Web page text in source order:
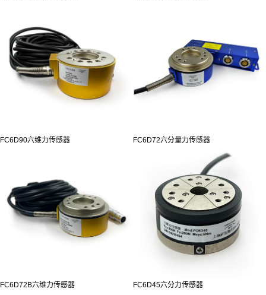
FC6D90六维力传感器 FC6D72六分量力传感器
FC6D72B六维力传感器 FC6D45六分力传感器